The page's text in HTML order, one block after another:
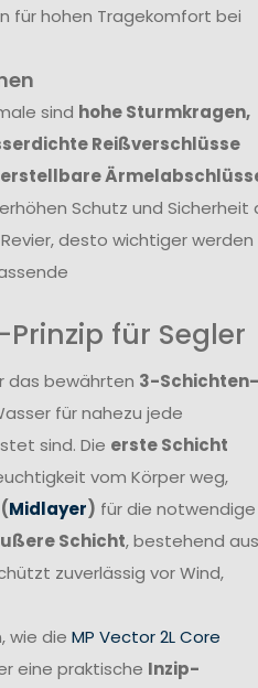
für hohen Tragekomfort bei
sind hohe Sturmkragen,
Reißverschlüsse
erhöhen Schutz und Sicherheit
desto wichtiger werden
für Segler
das bewährten 3-Schichten-
für nahezu jede
sind. Die erste Schicht
vom Körper weg,
Midlayer) für die notwendige
Schicht, bestehend aus
zuverlässig vor Wind,
wie die MP Vector 2L Core
eine praktische Inzip-